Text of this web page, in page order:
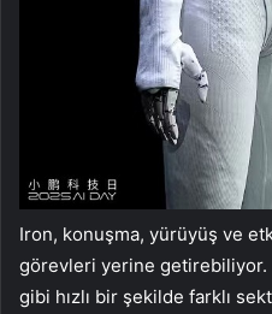
Iron, konuşma, yürüyüş ve
görevleri yerine getirebiliyor.
gibi hızlı bir şekilde farklı